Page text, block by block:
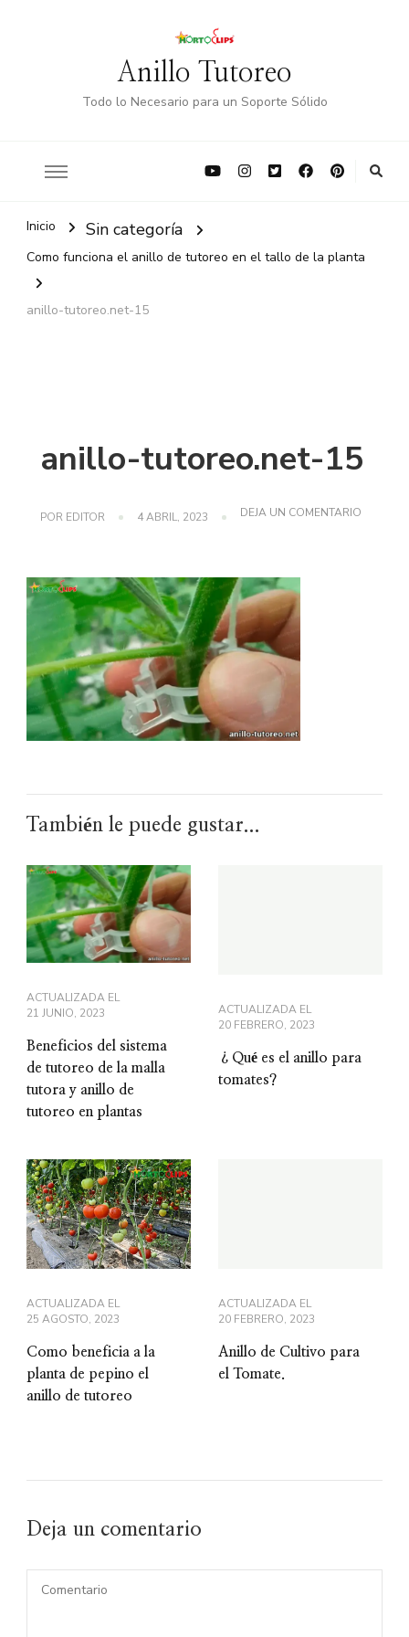
Anillo Tutoreo
Todo lo Necesario para un Soporte Sólido
Inicio Sin categoría
Como funciona el anillo de tutoreo en el tallo de la planta
anillo-tutoreo.net-15
anillo-tutoreo.net-15
POR EDITOR 4 ABRIL, 2023 DEJA UN COMENTARIO
También le puede gustar...
ACTUALIZADA EL
21 JUNIO, 2023
Beneficios del sistema
de tutoreo de la malla
tutora y anillo de
tutoreo en plantas
ACTUALIZADA EL
20 FEBRERO, 2023
¿Qué es el anillo para
tomates?
ACTUALIZADA EL
25 AGOSTO, 2023
Como beneficia a la
planta de pepino el
anillo de tutoreo
ACTUALIZADA EL
20 FEBRERO, 2023
Anillo de Cultivo para
el Tomate.
Deja un comentario